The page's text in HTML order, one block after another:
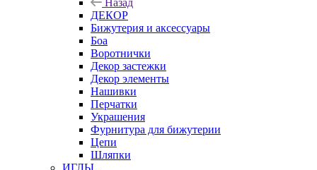
Назад
ДЕКОР
Бижутерия и аксессуары
Боа
Воротнички
Декор застежки
Декор элементы
Нашивки
Перчатки
Украшения
Фурнитура для бижутерии
Цепи
Шляпки
ИГЛЫ